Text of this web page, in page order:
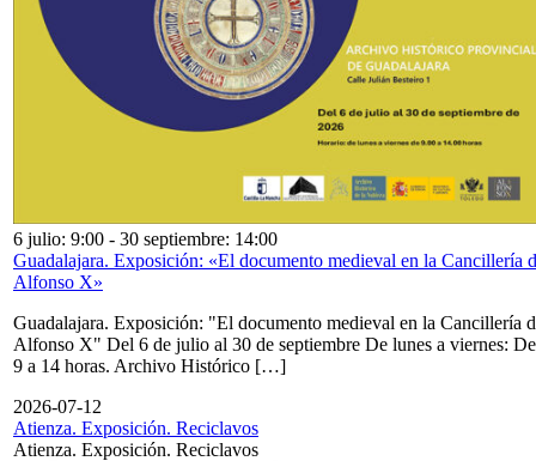
6 julio: 9:00 - 30 septiembre: 14:00
Guadalajara. Exposición: «El documento medieval en la Cancillería
Alfonso X»
Guadalajara. Exposición: "El documento medieval en la Cancillería
Alfonso X" Del 6 de julio al 30 de septiembre De lunes a viernes: De
9 a 14 horas. Archivo Histórico […]
2026-07-12
Atienza. Exposición. Reciclavos
Atienza. Exposición. Reciclavos